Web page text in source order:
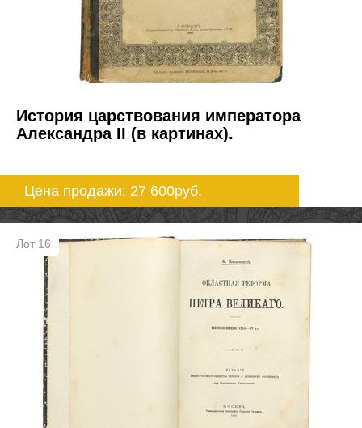
История царствования императора
Александра II (в картинах).
Цена продажи: 27 600руб.
Лот 16